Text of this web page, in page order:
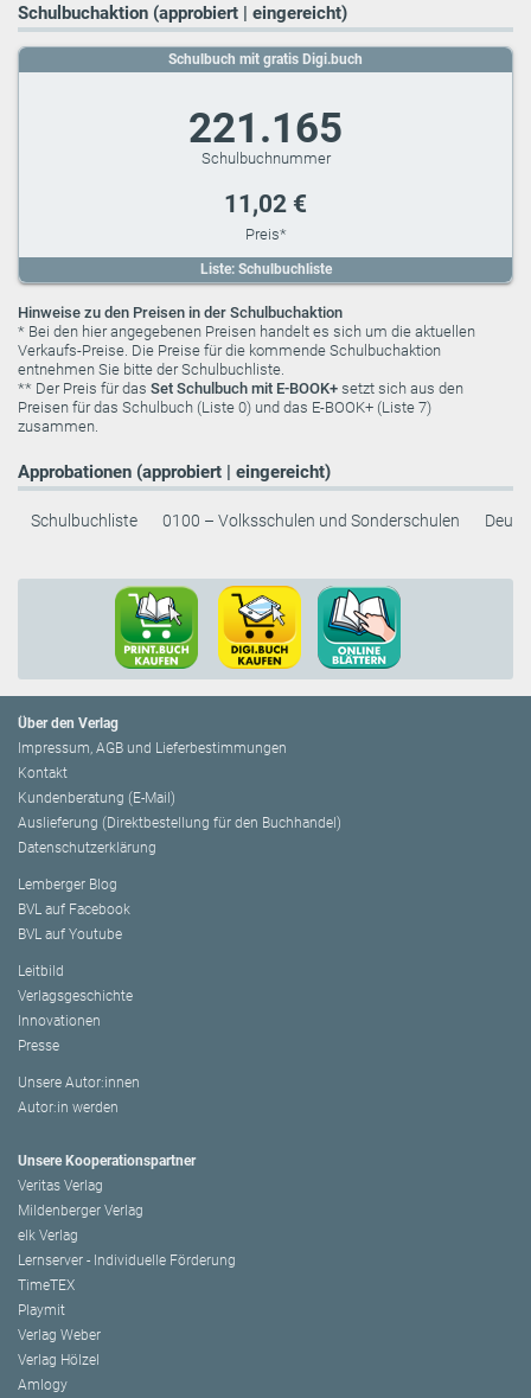
Schulbuchaktion (approbiert | eingereicht)
Liste: Schulbuchliste
Schulbuch mit gratis Digi.buch
221.165
11,02 €
Hinweise zu den Preisen in der Schulbuchaktion
* Bei den hier angegebenen Preisen handelt es sich um die aktuellen
Verkaufs-Preise. Die Preise für die kommende Schulbuchaktion
entnehmen Sie bitte der Schulbuchliste.
** Der Preis für das Set Schulbuch mit E-BOOK+ setzt sich aus den
Preisen für das Schulbuch (Liste 0) und das E-BOOK+ (Liste 7)
zusammen.
Approbationen (approbiert | eingereicht)
Schulbuchliste 0100 – Volksschulen und Sonderschulen
Über den Verlag
Impressum, AGB und Lieferbestimmungen
Kontakt
Kundenberatung (E-Mail)
Auslieferung (Direktbestellung für den Buchhandel)
Datenschutzerklärung
Lemberger Blog
BVL auf Facebook
BVL auf Youtube
Leitbild
Verlagsgeschichte
Innovationen
Presse
Unsere Autor:innen
Autor:in werden
Unsere Kooperationspartner
Veritas Verlag
Mildenberger Verlag
elk Verlag
Lernserver - Individuelle Förderung
TimeTEX
Playmit
Verlag Weber
Verlag Hölzel
Amlogy